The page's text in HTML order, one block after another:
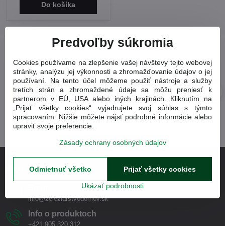
Do košíka
Kontakt
info@zeleziarstvodomov.sk
Info o produktoch
+421 905 320 312
Predvoľby súkromia
Cookies používame na zlepšenie vašej návštevy tejto webovej
stránky, analýzu jej výkonnosti a zhromažďovanie údajov o jej
používaní. Na tento účel môžeme použiť nástroje a služby
tretích strán a zhromaždené údaje sa môžu preniesť k
partnerom v EÚ, USA alebo iných krajinách. Kliknutím na
„Prijať všetky cookies“ vyjadrujete svoj súhlas s týmto
spracovaním. Nižšie môžete nájsť podrobné informácie alebo
upraviť svoje preferencie.
Zásady ochrany osobných údajov
Ukázať podrobnosti
Prijať všetky cookies
Odmietnuť všetko